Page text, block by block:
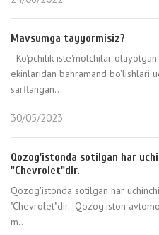
Mavsumga tayyormisiz?
Ko'pchilik iste'molchilar
ekinlaridan bahramand bo'lishlari
sarflangan...
30/05/2023
Qozog'istonda sotilgan har
"Chevrolet"dir.
Qozog'istonda sotilgan har
"Chevrolet"dir. Qozog'iston
m...